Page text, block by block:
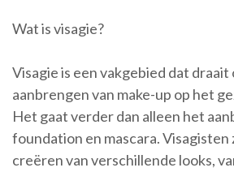
Wat is visagie?
Visagie is een vakgebied dat draait
aanbrengen van make-up op het
Het gaat verder dan alleen het
foundation en mascara.
creëren van verschillende looks,